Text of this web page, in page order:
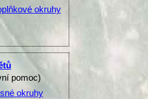
okruhy
pomoc)
okruhy